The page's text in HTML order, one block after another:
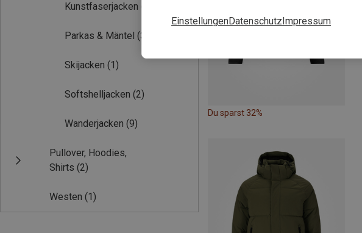
Kunstfaserjacken (6)
Parkas & Mäntel (3)
Skijacken (1)
Softshelljacken (2)
Wanderjacken (9)
Pullover, Hoodies,
Shirts (2)
Westen (1)
Du sparst 32%
EinstellungenDatenschutzImpressum